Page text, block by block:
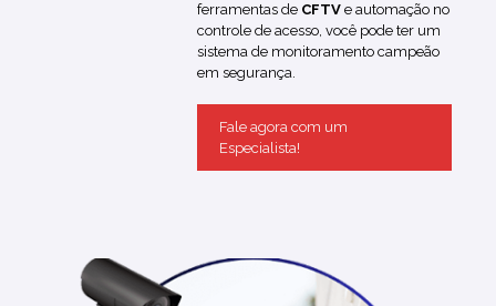
ferramentas de CFTV e automação no
controle de acesso, você pode ter um
sistema de monitoramento campeão
em segurança.
Fale agora com um
Especialista!